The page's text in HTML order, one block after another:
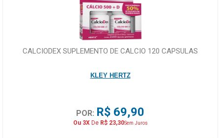
CALCIODEX SUPLEMENTO DE CALCIO 120 CAPSULAS
KLEY HERTZ
POR: R$ 69,90
Ou 3XDe R$ 23,30Sem Juros